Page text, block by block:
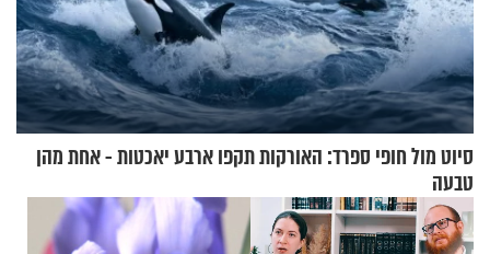
סיוט מול חופי ספרד: האורקות תקפו ארבע יאכטות - אחת מהן
טבעה